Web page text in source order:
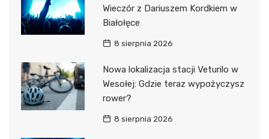
Wieczór z Dariuszem Kordkiem w
Białołęce
8 sierpnia 2026
Nowa lokalizacja stacji Veturilo w
Wesołej: Gdzie teraz wypożyczysz
rower?
8 sierpnia 2026